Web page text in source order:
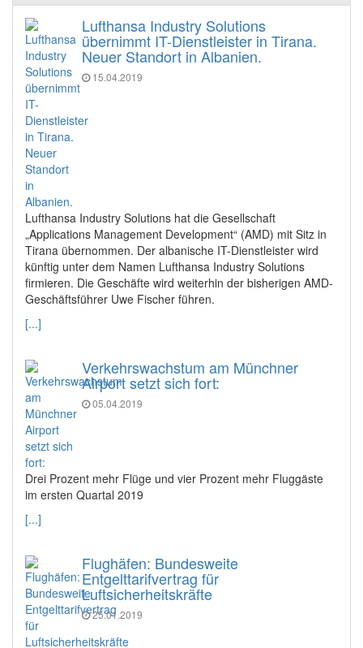
Lufthansa Industry Solutions
übernimmt IT-Dienstleister in Tirana.
Neuer Standort in Albanien.
15.04.2019
Lufthansa Industry Solutions hat die Gesellschaft
„Applications Management Development“ (AMD) mit Sitz in
Tirana übernommen. Der albanische IT-Dienstleister wird
künftig unter dem Namen Lufthansa Industry Solutions
firmieren. Die Geschäfte wird weiterhin der bisherigen AMD-
Geschäftsführer Uwe Fischer führen.
[...]
Verkehrswachstum am Münchner
Airport setzt sich fort:
05.04.2019
Drei Prozent mehr Flüge und vier Prozent mehr Fluggäste
im ersten Quartal 2019
[...]
Flughäfen: Bundesweite
Entgelttarifvertrag für
Luftsicherheitskräfte
25.01.2019